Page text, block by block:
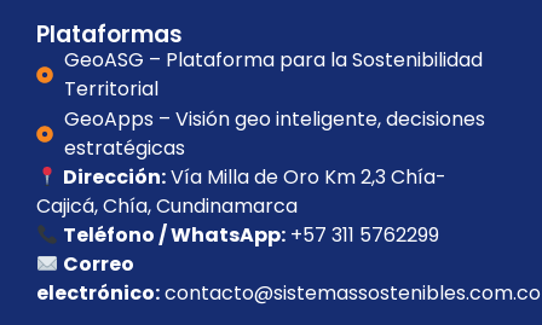
Plataformas
GeoASG – Plataforma para la Sostenibilidad
Territorial
GeoApps – Visión geo inteligente, decisiones
estratégicas
Dirección:Vía Milla de Oro Km 2,3 Chía-
Cajicá, Chía, Cundinamarca
Teléfono / WhatsApp: +57 311 5762299
Correo
electrónico:contacto@sistemassostenibles.com.co